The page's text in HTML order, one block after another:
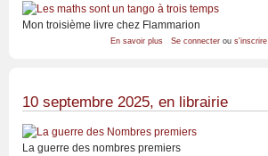
Mon troisième livre chez Flammarion
En savoir plus sur
librairie
Se connecter ous'inscrire
10 septembre 2025, en librairie
La guerre des nombres premiers